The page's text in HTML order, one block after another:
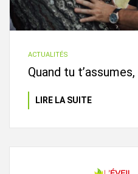
ACTUALITÉS
Quand tu
LIRE LA SUITE